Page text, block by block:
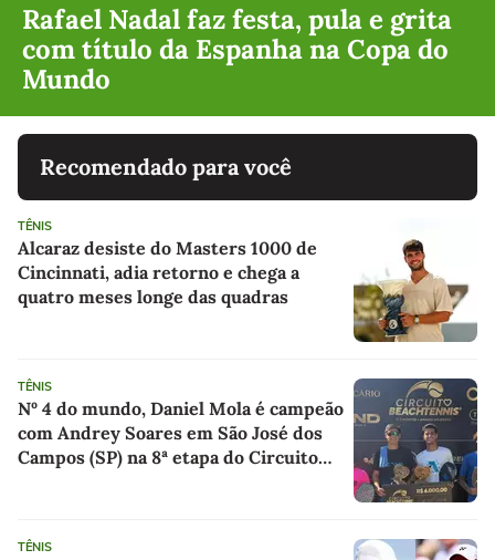
Rafael Nadal faz festa, pula e grita
com título da Espanha na Copa do
Mundo
Recomendado para você
TÊNIS
Alcaraz desiste do Masters 1000 de
Cincinnati, adia retorno e chega a
quatro meses longe das quadras
TÊNIS
Nº 4 do mundo, Daniel Mola é campeão
com Andrey Soares em São José dos
Campos (SP) na 8ª etapa do Circuito
TÊNIS